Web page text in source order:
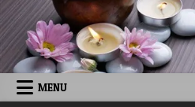
Skip to content
MENU